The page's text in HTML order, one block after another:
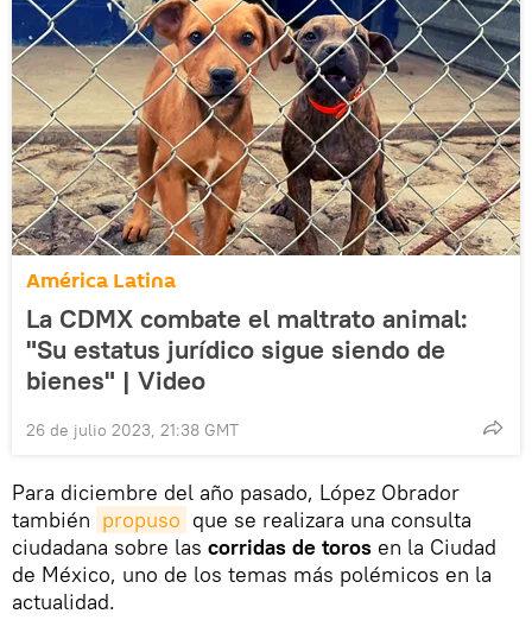
América Latina
La CDMX combate el maltrato animal:
"Su estatus jurídico sigue siendo de
bienes" | Video
26 de julio 2023, 21:38 GMT
Para diciembre del año pasado, López Obrador
también propuso que se realizara una consulta
ciudadana sobre las corridas de toros en la Ciudad
de México, uno de los temas más polémicos en la
actualidad.